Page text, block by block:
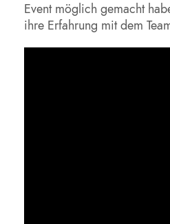
Event möglich gemacht
ihre Erfahrung mit dem